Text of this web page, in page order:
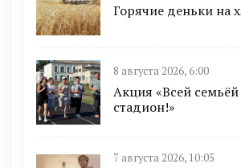
Горячие деньки на
8 августа 2026, 6:00
Акция «Всей
стадион!»
7 августа 2026, 10:05